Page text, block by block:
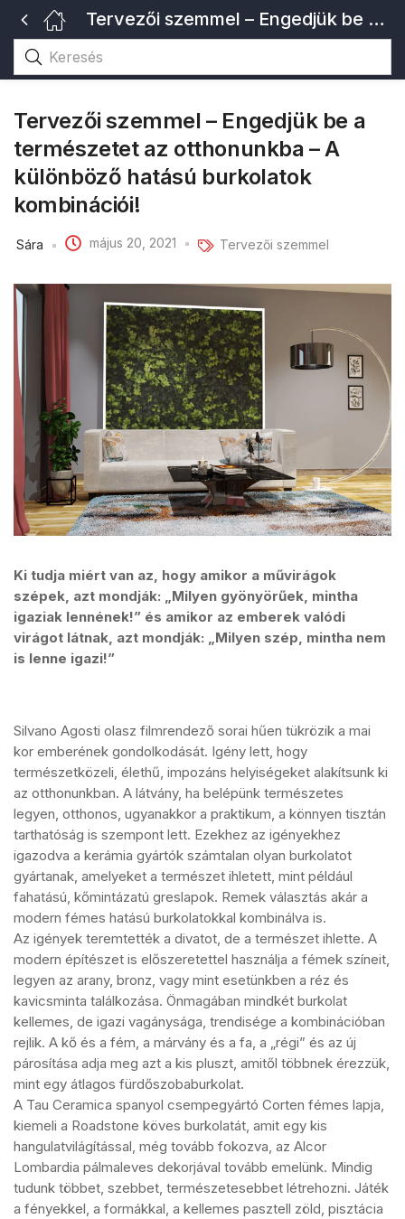
Tervezői szemmel – Engedjük be a természetet az otthonunkba – A különböző hatású burkolatok kombinációi!
Tervezői szemmel – Engedjük be a
természetet az otthonunkba – A
különböző hatású burkolatok
kombinációi!
Sára május 20, 2021 Tervezői szemmel
Ki tudja miért van az, hogy amikor a művirágok
szépek, azt mondják: „Milyen gyönyörűek, mintha
igaziak lennének!” és amikor az emberek valódi
virágot látnak, azt mondják: „Milyen szép, mintha nem
is lenne igazi!”
Silvano Agosti olasz filmrendező sorai hűen tükrözik a mai
kor emberének gondolkodását. Igény lett, hogy
természetközeli, élethű, impozáns helyiségeket alakítsunk ki
az otthonunkban. A látvány, ha belépünk természetes
legyen, otthonos, ugyanakkor a praktikum, a könnyen tisztán
tarthatóság is szempont lett. Ezekhez az igényekhez
igazodva a kerámia gyártók számtalan olyan burkolatot
gyártanak, amelyeket a természet ihletett, mint például
fahatású, kőmintázatú greslapok. Remek választás akár a
modern fémes hatású burkolatokkal kombinálva is.
Az igények teremtették a divatot, de a természet ihlette. A
modern építészet is előszeretettel használja a fémek színeit,
legyen az arany, bronz, vagy mint esetünkben a réz és
kavicsminta találkozása. Önmagában mindkét burkolat
kellemes, de igazi vagánysága, trendisége a kombinációban
rejlik. A kő és a fém, a márvány és a fa, a „régi” és az új
párosítása adja meg azt a kis pluszt, amitől többnek érezzük,
mint egy átlagos fürdőszobaburkolat.
A Tau Ceramica spanyol csempegyártó Corten fémes lapja,
kiemeli a Roadstone köves burkolatát, amit egy kis
hangulatvilágítással, még tovább fokozva, az Alcor
Lombardia pálmaleves dekorjával tovább emelünk. Mindig
tudunk többet, szebbet, természetesebbet létrehozni. Játék
a fényekkel, a formákkal, a kellemes pasztell zöld, pisztácia